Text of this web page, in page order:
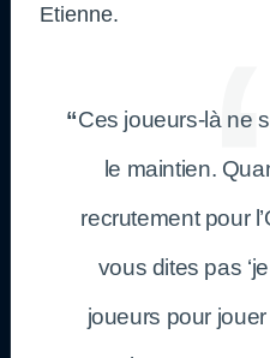
Etienne.
“Ces joueurs-là ne
le maintien.
recrutement pour
vous dites pas
joueurs pour jouer